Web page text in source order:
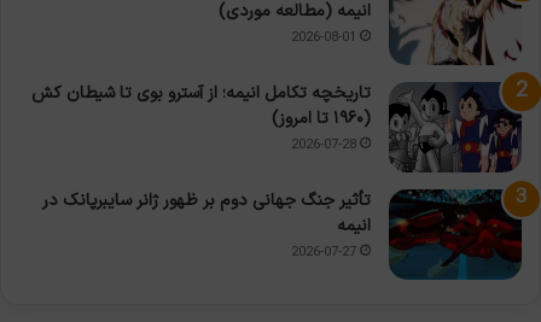
انیمه (مطالعه موردی)
2026-08-01
تاریخچه تکامل انیمه؛ از آسترو بوی تا شیطان کش
(۱۹۶۰ تا امروز)
2026-07-28
تأثیر جنگ جهانی دوم بر ظهور ژانر سایبرپانک در
انیمه
2026-07-27